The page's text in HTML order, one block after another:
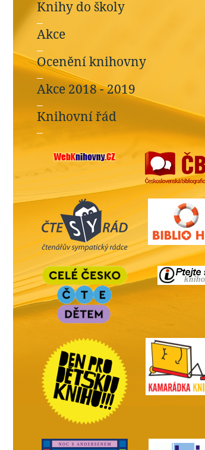
Knihy do školy
Akce
Ocenění knihovny
Akce 2018 - 2019
Knihovní řád